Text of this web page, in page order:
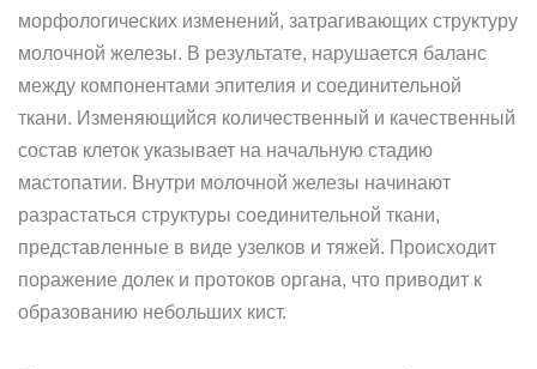
морфологических изменений, затрагивающих структуру
молочной железы. В результате, нарушается баланс
между компонентами эпителия и соединительной
ткани. Изменяющийся количественный и качественный
состав клеток указывает на начальную стадию
мастопатии. Внутри молочной железы начинают
разрастаться структуры соединительной ткани,
представленные в виде узелков и тяжей. Происходит
поражение долек и протоков органа, что приводит к
образованию небольших кист.